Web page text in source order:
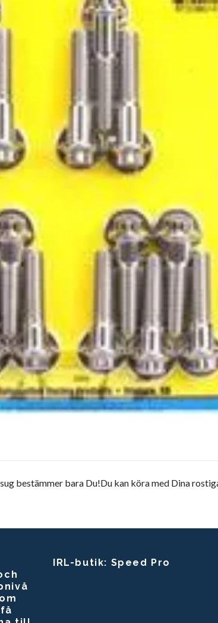
bestämmer bara Du!Du kan köra med Dina
IRL-butik: Speed Pro